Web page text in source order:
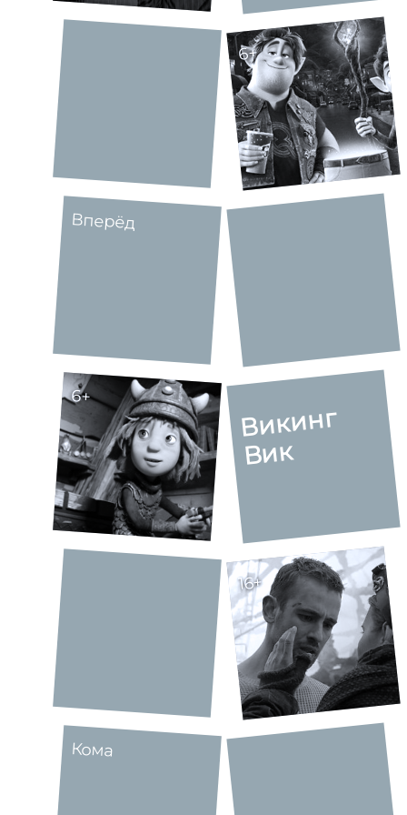
6+
Вперёд
6+
Викинг
Вик
16+
Кома